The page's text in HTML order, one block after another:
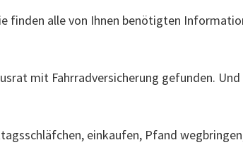
alle von Ihnen benötigten
mit Fahrradversicherung gefunden.
einkaufen, Pfand